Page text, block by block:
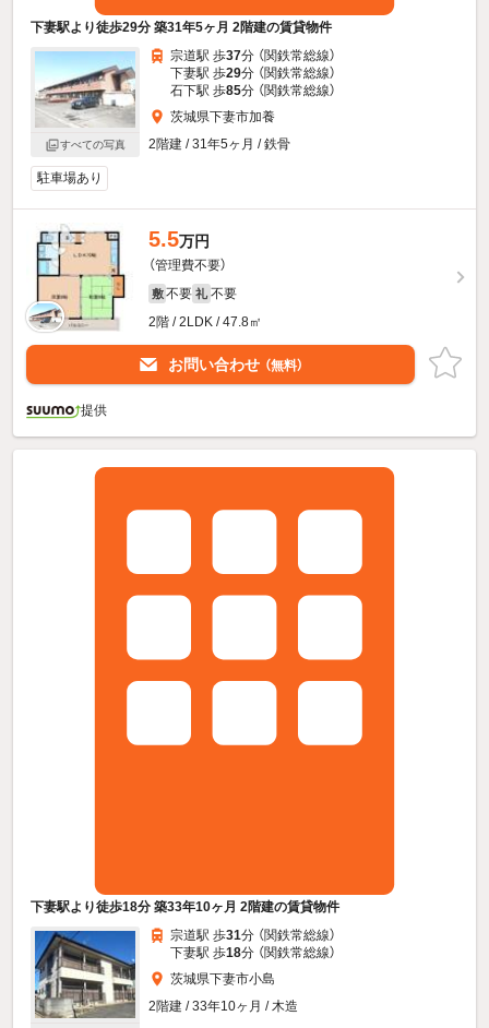
下妻駅より徒歩29分 築31年5ヶ月 2階建の賃貸物件
すべての写真
宗道駅 歩37分 （関鉄常総線）
下妻駅 歩29分 （関鉄常総線）
石下駅 歩85分 （関鉄常総線）
茨城県下妻市加養
2階建 / 31年5ヶ月 / 鉄骨
駐車場あり
5.5万円
（管理費不要）
敷 不要 礼 不要
2階 / 2LDK / 47.8㎡
お問い合わせ （無料）
提供
下妻駅より徒歩18分 築33年10ヶ月 2階建の賃貸物件
宗道駅 歩31分 （関鉄常総線）
下妻駅 歩18分 （関鉄常総線）
茨城県下妻市小島
2階建 / 33年10ヶ月 / 木造